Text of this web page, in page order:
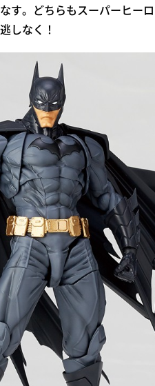
す。どちらもスーパーヒー
しなく！